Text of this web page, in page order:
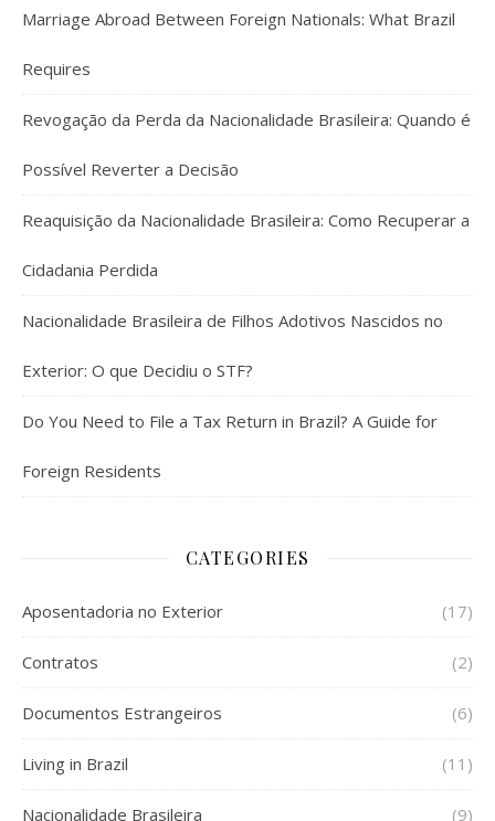
Marriage Abroad Between Foreign Nationals: What Brazil
Requires
Revogação da Perda da Nacionalidade Brasileira: Quando é
Possível Reverter a Decisão
Reaquisição da Nacionalidade Brasileira: Como Recuperar a
Cidadania Perdida
Nacionalidade Brasileira de Filhos Adotivos Nascidos no
Exterior: O que Decidiu o STF?
Do You Need to File a Tax Return in Brazil? A Guide for
Foreign Residents
CATEGORIES
Aposentadoria no Exterior (17)
Contratos (2)
Documentos Estrangeiros (6)
Living in Brazil (11)
Nacionalidade Brasileira (9)